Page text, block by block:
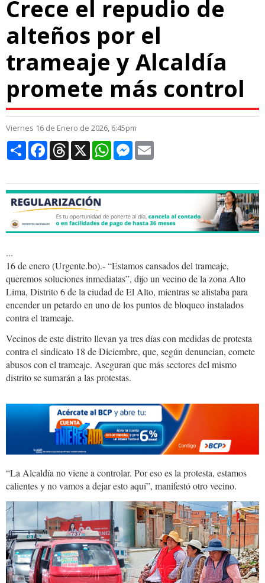
Crece el repudio de
alteños por el
trameaje y Alcaldía
promete más control
Viernes 16 de Enero de 2026, 6:45pm
CompartirFacebookThreads
X WhatsAppMessenger
...
16 de enero (Urgente.bo).- “Estamos cansados del trameaje,
queremos soluciones inmediatas”, dijo un vecino de la zona Alto
Lima, Distrito 6 de la ciudad de El Alto, mientras se alistaba para
encender un petardo en uno de los puntos de bloqueo instalados
contra el trameaje.
Vecinos de este distrito llevan ya tres días con medidas de protesta
contra el sindicato 18 de Diciembre, que, según denuncian, comete
abusos con el trameaje. Aseguran que más sectores del mismo
distrito se sumarán a las protestas.
“La Alcaldía no viene a controlar. Por eso es la protesta, estamos
calientes y no vamos a dejar esto aquí”, manifestó otro vecino.
02e2117f-
7138-
40ef-
b549-